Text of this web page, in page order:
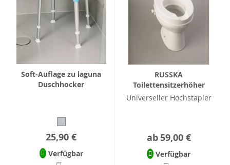
Soft-Auflage zu laguna
Duschhocker
25,90 €
Verfügbar
RUSSKA
Toilettensitzerhöher
Universeller Hochstapler
ab 59,00 €
Verfügbar